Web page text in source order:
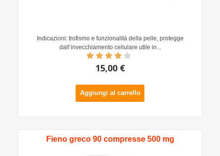
Indicazioni: trofismo e funzionalità della pelle, protegge
dall’invecchiamento cellulare utile in...
15,00 €
Aggiungi al carrello
Fieno greco 90 compresse 500 mg